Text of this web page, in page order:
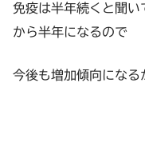
免疫は半年続くと聞い
から半年になるので
今後も増加傾向になる